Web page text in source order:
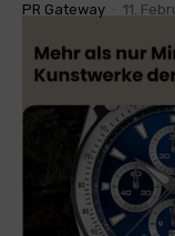
PR Gateway 11.